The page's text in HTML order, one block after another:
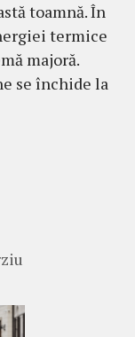
toamnă. În
termice
majoră.
se închide la